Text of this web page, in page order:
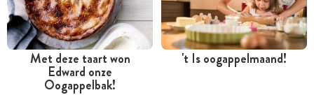
Met deze taart won
Edward onze
Oogappelbak!
't Is oogappelmaand!